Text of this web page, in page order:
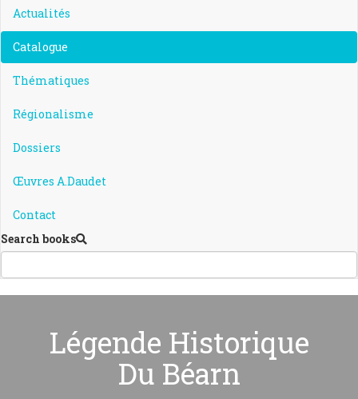
Actualités
Catalogue
Thématiques
Régionalisme
Dossiers
Œuvres A.Daudet
Contact
Search books
Légende Historique
Du Béarn